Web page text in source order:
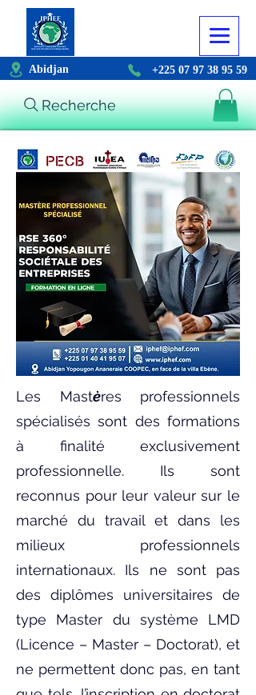
Abidjan +225 07 97 38 95 59
Recherche
Les Mastères professionnels
spécialisés sont des formations
à finalité exclusivement
professionnelle. Ils sont
reconnus pour leur valeur sur le
marché du travail et dans les
milieux professionnels
internationaux. Ils ne sont pas
des diplômes universitaires de
type Master du système LMD
(Licence – Master – Doctorat), et
ne permettent donc pas, en tant